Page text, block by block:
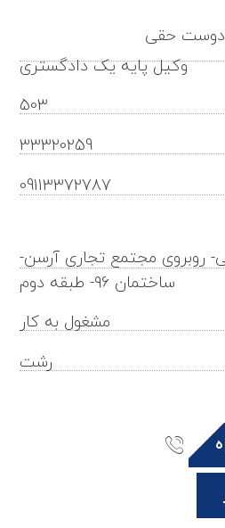
دوست حقی
وکیل پایه یک دادگستری
503
33320259
09113372787
روبروی مجتمع تجاری آرسن-
ساختمان ۹۶- طبقه دوم
مشغول به کار
رشت